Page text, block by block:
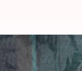
UNSC: